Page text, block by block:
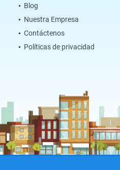
Blog
Nuestra Empresa
Contáctenos
Políticas de privacidad